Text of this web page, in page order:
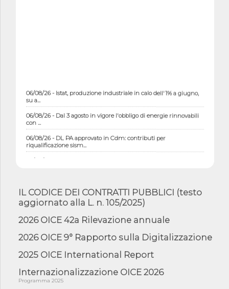
06/08/26 - Istat, produzione industriale in calo dell'1% a giugno,
su a...
06/08/26 - Dal 3 agosto in vigore l'obbligo di energie rinnovabili
con ...
06/08/26 - DL PA approvato in Cdm: contributi per
riqualificazione sism...
06/08/26 - CdM: approvato il d.lgs. di adeguamento all’AI Act in
norme UE in m...
05/08/26 - DL Infrastrutture e PNRR è legge: approvata oggi la
amminist...
2 s...
05/08/26 - SAVE THE DATE: Assemblea Pubblica Confindustria
Professioni ...
IL CODICE DEI CONTRATTI PUBBLICI (testo
aggiornato alla L. n. 105/2025)
2026 OICE 42a Rilevazione annuale
2026 OICE 9° Rapporto sulla Digitalizzazione
2025 OICE International Report
Internazionalizzazione OICE 2026
Programma 2025